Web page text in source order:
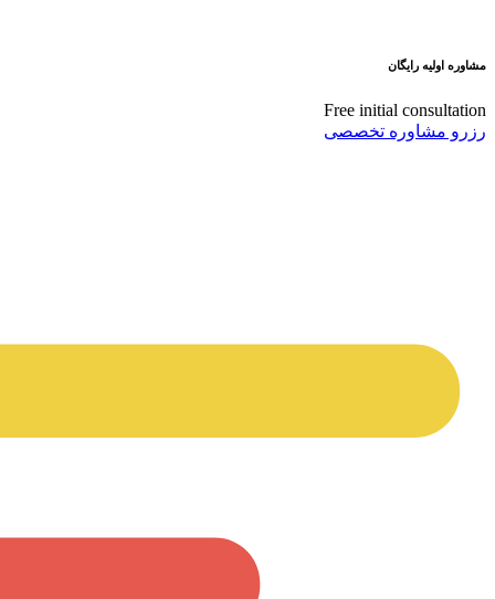
مشاوره اولیه رایگان
Free initial consultation
رزرو مشاوره تخصصی